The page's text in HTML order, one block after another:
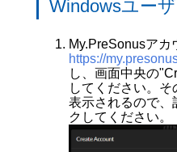
Windowsユー
My.PreSonusアカ
https://
し、画面中央の
してください。
表示されるので、
クしてください。